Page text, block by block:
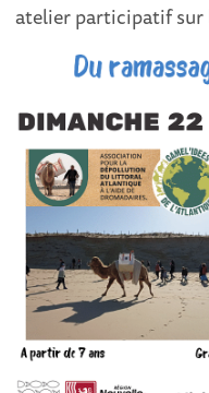
atelier participatif sur